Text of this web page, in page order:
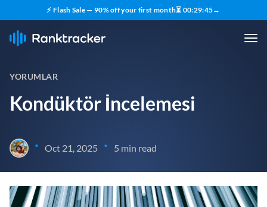
⚡ Flash Sale — 90% off your first month⏳ 00:29:44→
YORUMLAR
Kondüktör İncelemesi
• Oct 21, 2025 • 5 min read